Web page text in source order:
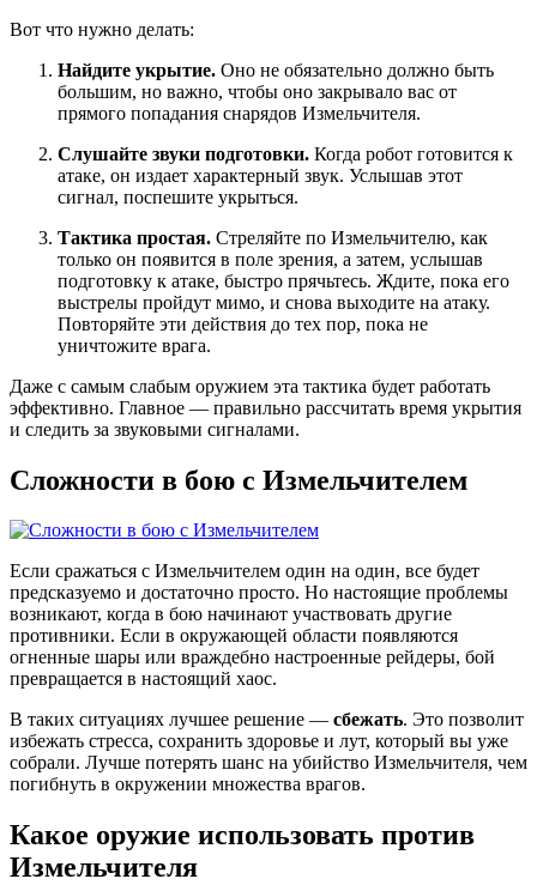
Вот что нужно делать:
Найдите укрытие. Оно не обязательно должно быть
большим, но важно, чтобы оно закрывало вас от
прямого попадания снарядов Измельчителя.
Слушайте звуки подготовки. Когда робот готовится к
атаке, он издает характерный звук. Услышав этот
сигнал, поспешите укрыться.
Тактика простая. Стреляйте по Измельчителю, как
только он появится в поле зрения, а затем, услышав
подготовку к атаке, быстро прячьтесь. Ждите, пока его
выстрелы пройдут мимо, и снова выходите на атаку.
Повторяйте эти действия до тех пор, пока не
уничтожите врага.
Даже с самым слабым оружием эта тактика будет работать
эффективно. Главное — правильно рассчитать время укрытия
и следить за звуковыми сигналами.
Сложности в бою с Измельчителем
Если сражаться с Измельчителем один на один, все будет
предсказуемо и достаточно просто. Но настоящие проблемы
возникают, когда в бою начинают участвовать другие
противники. Если в окружающей области появляются
огненные шары или враждебно настроенные рейдеры, бой
превращается в настоящий хаос.
В таких ситуациях лучшее решение — сбежать. Это позволит
избежать стресса, сохранить здоровье и лут, который вы уже
собрали. Лучше потерять шанс на убийство Измельчителя, чем
погибнуть в окружении множества врагов.
Какое оружие использовать против
Измельчителя